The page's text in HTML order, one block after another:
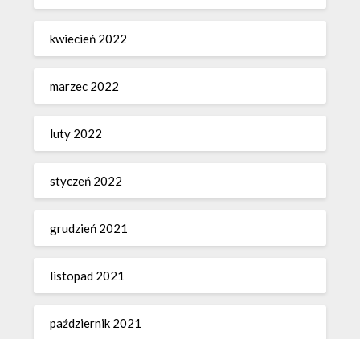
kwiecień 2022
marzec 2022
luty 2022
styczeń 2022
grudzień 2021
listopad 2021
październik 2021